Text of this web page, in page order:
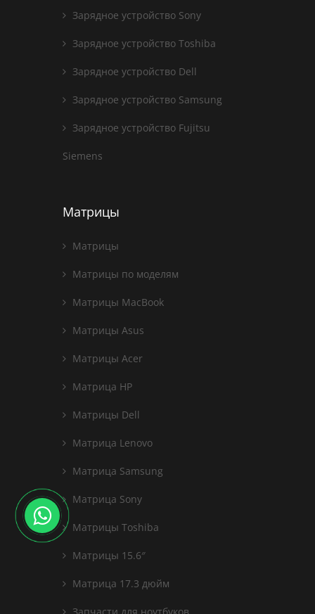
Зарядное устройство Sony
Зарядное устройство Toshiba
Зарядное устройство Dell
Зарядное устройство Samsung
Зарядное устройство Fujitsu
Siemens
Матрицы
Матрицы
Матрицы по моделям
Матрицы MacBook
Матрицы Asus
Матрицы Acer
Матрица HP
Матрицы Dell
Матрица Lenovo
Матрица Samsung
Матрица Sony
Матрицы Toshiba
Матрицы 15.6″
Матрица 17.3 дюйм